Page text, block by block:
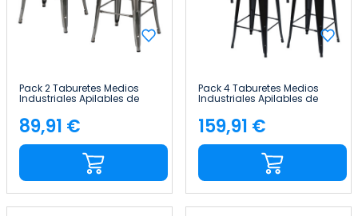
Pack 2 Taburetes Medios
Industriales Apilables de
Acero y Madera
43x43x76cm Thinia Home
Precio
89,91 €
Pack 4 Taburetes Medios
Industriales Apilables de
Acero y Madera
43x43x76cm Thinia Home
Precio
159,91 €